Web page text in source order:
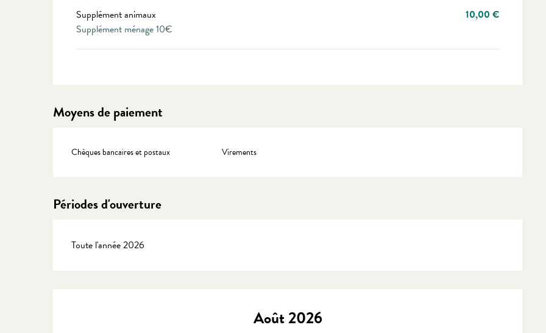
Supplément animaux
Supplément ménage 10€
10,00 €
Moyens de paiement
Chèques bancaires et postaux Virements
Périodes d'ouverture
Toute l'année 2026
Août 2026